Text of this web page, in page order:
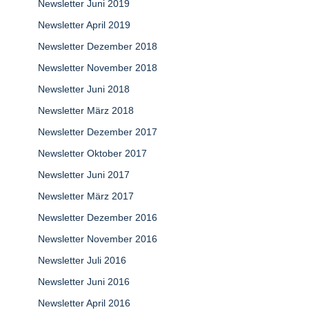
Newsletter Juni 2019
Newsletter April 2019
Newsletter Dezember 2018
Newsletter November 2018
Newsletter Juni 2018
Newsletter März 2018
Newsletter Dezember 2017
Newsletter Oktober 2017
Newsletter Juni 2017
Newsletter März 2017
Newsletter Dezember 2016
Newsletter November 2016
Newsletter Juli 2016
Newsletter Juni 2016
Newsletter April 2016